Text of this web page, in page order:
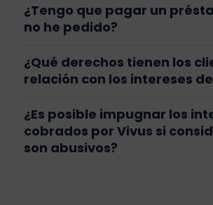
¿Tengo que pagar un
no he pedido?
¿Qué derechos tienen los
relación con los intereses
¿Es posible impugnar los
cobrados por Vivus si
son abusivos?